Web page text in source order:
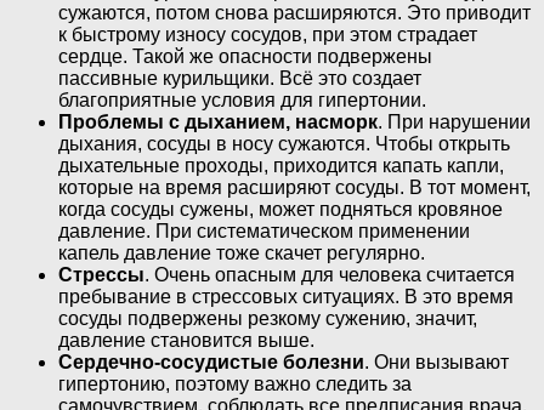
сужаются, потом снова расширяются. Это приводит
к быстрому износу сосудов, при этом страдает
сердце. Такой же опасности подвержены
пассивные курильщики. Всё это создает
благоприятные условия для гипертонии.
Проблемы с дыханием, насморк. При нарушении
дыхания, сосуды в носу сужаются. Чтобы открыть
дыхательные проходы, приходится капать капли,
которые на время расширяют сосуды. В тот момент,
когда сосуды сужены, может подняться кровяное
давление. При систематическом применении
капель давление тоже скачет регулярно.
Стрессы. Очень опасным для человека считается
пребывание в стрессовых ситуациях. В это время
сосуды подвержены резкому сужению, значит,
давление становится выше.
Сердечно-сосудистые болезни. Они вызывают
гипертонию, поэтому важно следить за
самочувствием, соблюдать все предписания врача,